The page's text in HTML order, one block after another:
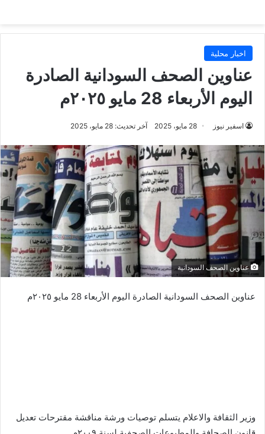
اخبار محلية
عناوين الصحف السودانية الصادرة
اليوم الأربعاء 28 مايو ٢٠٢٥م
اسفير نيوز 28 مايو، 2025 آخر تحديث: 28 مايو، 2025
عناوين الصحف السودانية
عناوين الصحف السودانية الصادرة اليوم الأربعاء 28 مايو ٢٠٢٥م
وزير الثقافة والاعلام يتسلم توصيات ورشة مناقشة مقترحات تعديل